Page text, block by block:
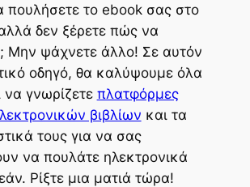
πουλήσετε το ebook σας στο
δεν ξέρετε πώς να
Μην ψάχνετε άλλο! Σε αυτόν
οδηγό, θα καλύψουμε όλα
γνωρίζετε πλατφόρμες
βιβλίων και τα
τους για να σας
να πουλάτε ηλεκτρονικά
Ρίξτε μια ματιά τώρα!